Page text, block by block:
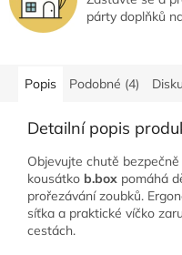
párty doplňků
Popis Podobné (4)
Detailní popis
Objevujte chutě
kousátko b.box pomáhá
prořezávání zoubků.
síťka a praktické víčko
cestách.